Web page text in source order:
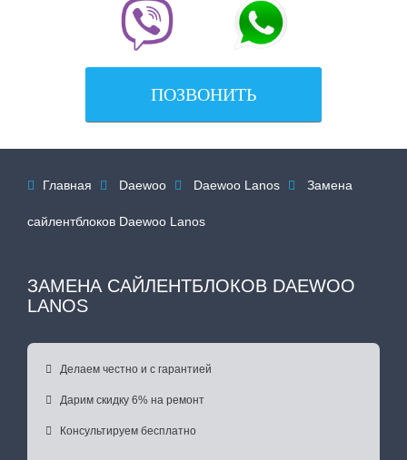
ПОЗВОНИТЬ
 Главная  Daewoo  Daewoo Lanos  Замена
сайлентблоков Daewoo Lanos
ЗАМЕНА САЙЛЕНТБЛОКОВ DAEWOO
LANOS
 Делаем честно и с гарантией
 Дарим скидку 6% на ремонт
 Консультируем бесплатно